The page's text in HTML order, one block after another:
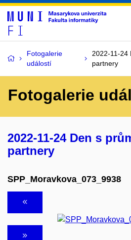
Fotogalerie
událostí
2022-11-24
partnery
Fotogalerie
2022-11-24 Den s
partnery
SPP_Moravkova_073_9938